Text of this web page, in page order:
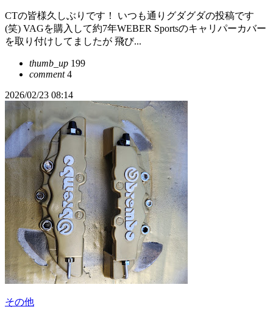
CTの皆様久しぶりです！ いつも通りグダグダの投稿です
(笑) VAGを購入して約7年WEBER Sportsのキャリパーカバー
を取り付けしてましたが 飛び...
thumb_up 199
comment4
2026/02/23 08:14
その他